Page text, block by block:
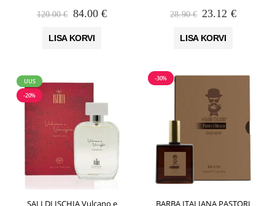
120.00€ Algne
oli:
84.00€Praegune
LISA KORVI
28.90€ Algne
oli:
23.12 €
LISA KORVI
UUS
-20%
SALI DI ISCHIA Vulcano e
-30%
BARBA ITALIANA PASTORI